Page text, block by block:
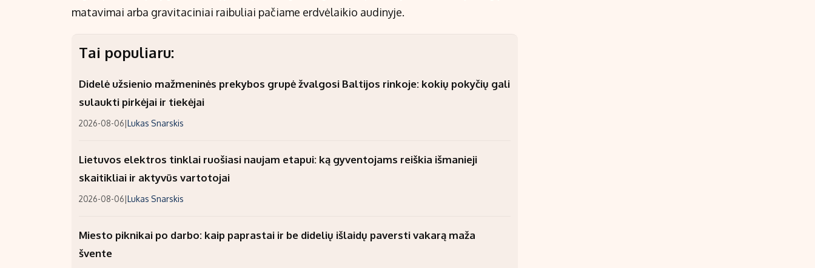
matavimai arba gravitaciniai raibuliai pačiame erdvėlaikio audinyje.
Tai populiaru:
Didelė užsienio mažmeninės prekybos grupė žvalgosi Baltijos rinkoje: kokių pokyčių gali
sulaukti pirkėjai ir tiekėjai
2026-08-06|Lukas Snarskis
Lietuvos elektros tinklai ruošiasi naujam etapui: ką gyventojams reiškia išmanieji
skaitikliai ir aktyvūs vartotojai
2026-08-06|Lukas Snarskis
Miesto piknikai po darbo: kaip paprastai ir be didelių išlaidų paversti vakarą maža
švente